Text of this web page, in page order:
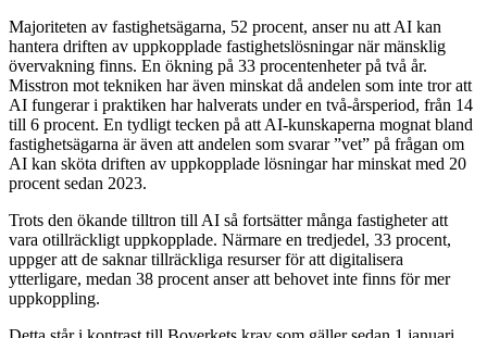
Majoriteten av fastighetsägarna, 52 procent, anser nu att AI kan
hantera driften av uppkopplade fastighetslösningar när mänsklig
övervakning finns. En ökning på 33 procentenheter på två år.
Misstron mot tekniken har även minskat då andelen som inte tror att
AI fungerar i praktiken har halverats under en två-årsperiod, från 14
till 6 procent. En tydligt tecken på att AI-kunskaperna mognat bland
fastighetsägarna är även att andelen som svarar ”vet” på frågan om
AI kan sköta driften av uppkopplade lösningar har minskat med 20
procent sedan 2023.
Trots den ökande tilltron till AI så fortsätter många fastigheter att
vara otillräckligt uppkopplade. Närmare en tredjedel, 33 procent,
uppger att de saknar tillräckliga resurser för att digitalisera
ytterligare, medan 38 procent anser att behovet inte finns för mer
uppkoppling.